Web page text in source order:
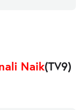
Naik(TV9)